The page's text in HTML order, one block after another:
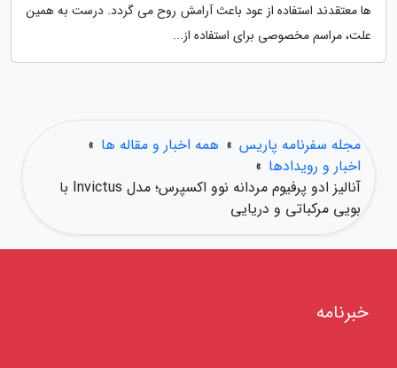
ها معتقدند استفاده از عود باعث آرامش روح می گردد. درست به همین
علت، مراسم مخصوصی برای استفاده از...
مجله سفرنامه پاریس » همه اخبار و مقاله ها »
اخبار و رویدادها »
آنالیز ادو پرفیوم مردانه نوو اکسپرس؛ مدل Invictus با
بویی مرکباتی و دریایی
خبرنامه